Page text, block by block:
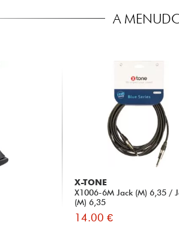
A
X-TONE
X1006-6M Jack (M) 6,35 /
(M) 6,35
14.00 €